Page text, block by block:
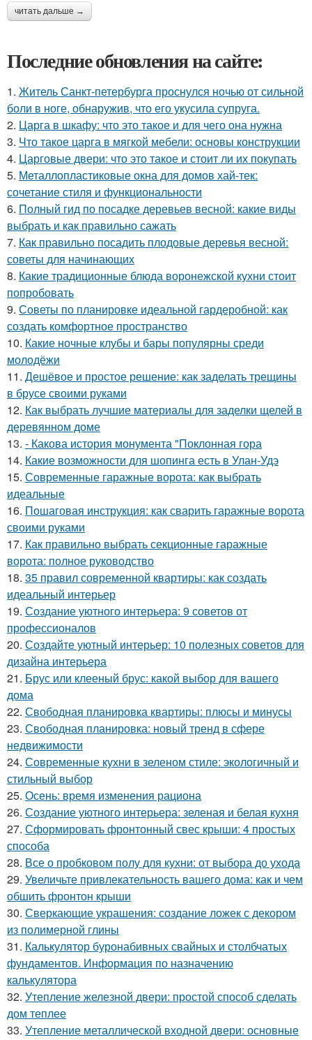
читать дальше →
Последние обновления на сайте:
1. Житель Санкт-петербурга проснулся ночью от сильной
боли в ноге, обнаружив, что его укусила супруга.
2. Царга в шкафу: что это такое и для чего она нужна
3. Что такое царга в мягкой мебели: основы конструкции
4. Царговые двери: что это такое и стоит ли их покупать
5. Металлопластиковые окна для домов хай-тек:
сочетание стиля и функциональности
6. Полный гид по посадке деревьев весной: какие виды
выбрать и как правильно сажать
7. Как правильно посадить плодовые деревья весной:
советы для начинающих
8. Какие традиционные блюда воронежской кухни стоит
попробовать
9. Советы по планировке идеальной гардеробной: как
создать комфортное пространство
10. Какие ночные клубы и бары популярны среди
молодёжи
11. Дешёвое и простое решение: как заделать трещины
в брусе своими руками
12. Как выбрать лучшие материалы для заделки щелей в
деревянном доме
13. - Какова история монумента "Поклонная гора
14. Какие возможности для шопинга есть в Улан-Удэ
15. Современные гаражные ворота: как выбрать
идеальные
16. Пошаговая инструкция: как сварить гаражные ворота
своими руками
17. Как правильно выбрать секционные гаражные
ворота: полное руководство
18. 35 правил современной квартиры: как создать
идеальный интерьер
19. Создание уютного интерьера: 9 советов от
профессионалов
20. Создайте уютный интерьер: 10 полезных советов для
дизайна интерьера
21. Брус или клееный брус: какой выбор для вашего
дома
22. Свободная планировка квартиры: плюсы и минусы
23. Свободная планировка: новый тренд в сфере
недвижимости
24. Современные кухни в зеленом стиле: экологичный и
стильный выбор
25. Осень: время изменения рациона
26. Создание уютного интерьера: зеленая и белая кухня
27. Сформировать фронтонный свес крыши: 4 простых
способа
28. Все о пробковом полу для кухни: от выбора до ухода
29. Увеличьте привлекательность вашего дома: как и чем
обшить фронтон крыши
30. Сверкающие украшения: создание ложек с декором
из полимерной глины
31. Калькулятор буронабивных свайных и столбчатых
фундаментов. Информация по назначению
калькулятора
32. Утепление железной двери: простой способ сделать
дом теплее
33. Утепление металлической входной двери: основные